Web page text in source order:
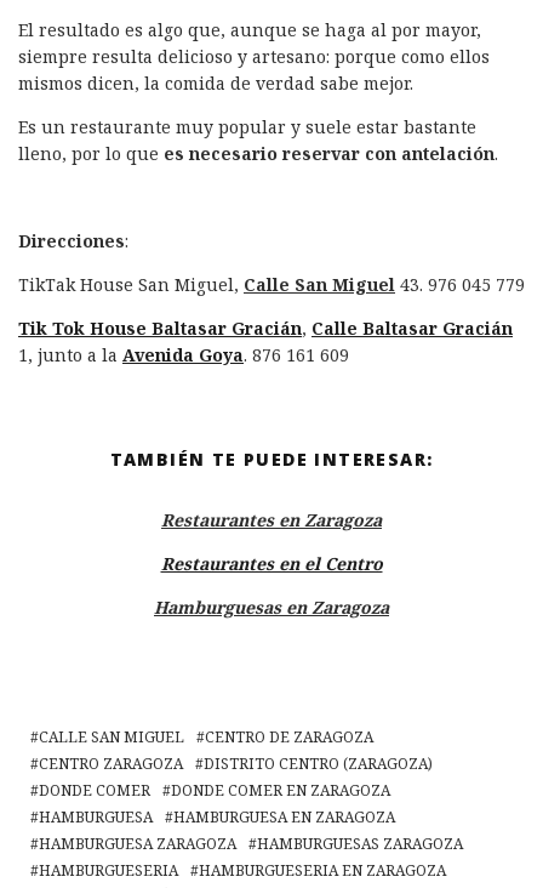
El resultado es algo que, aunque se haga al por mayor,
siempre resulta delicioso y artesano: porque como ellos
mismos dicen, la comida de verdad sabe mejor.
Es un restaurante muy popular y suele estar bastante
lleno, por lo que es necesario reservar con antelación.
Direcciones:
TikTak House San Miguel, Calle San Miguel 43. 976 045 779
Tik Tok House Baltasar Gracián, Calle Baltasar Gracián
1, junto a la Avenida Goya. 876 161 609
TAMBIÉN TE PUEDE INTERESAR:
Restaurantes en Zaragoza
Restaurantes en el Centro
Hamburguesas en Zaragoza
CALLE SAN MIGUEL
CENTRO DE ZARAGOZA
CENTRO ZARAGOZA
DISTRITO CENTRO (ZARAGOZA)
DONDE COMER
DONDE COMER EN ZARAGOZA
HAMBURGUESA
HAMBURGUESA EN ZARAGOZA
HAMBURGUESA ZARAGOZA
HAMBURGUESAS ZARAGOZA
HAMBURGUESERIA
HAMBURGUESERIA EN ZARAGOZA